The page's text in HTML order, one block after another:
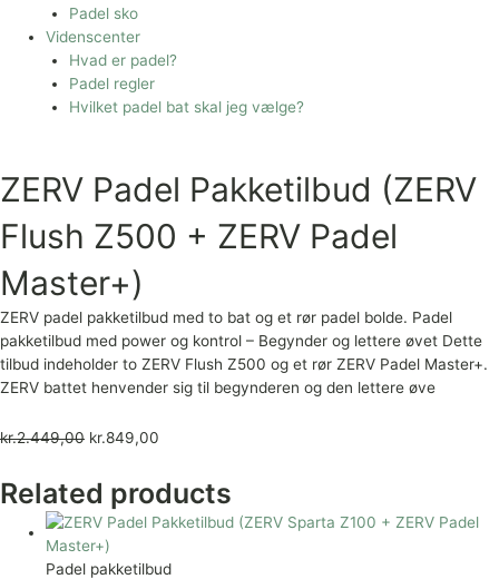
Padel sko
Videnscenter
Hvad er padel?
Padel regler
Hvilket padel bat skal jeg vælge?
ZERV Padel Pakketilbud (ZERV
Flush Z500 + ZERV Padel
Master+)
ZERV padel pakketilbud med to bat og et rør padel bolde. Padel
pakketilbud med power og kontrol – Begynder og lettere øvet Dette
tilbud indeholder to ZERV Flush Z500 og et rør ZERV Padel Master+.
ZERV battet henvender sig til begynderen og den lettere øve
kr.2.449,00 kr.849,00
Related products
Padel pakketilbud